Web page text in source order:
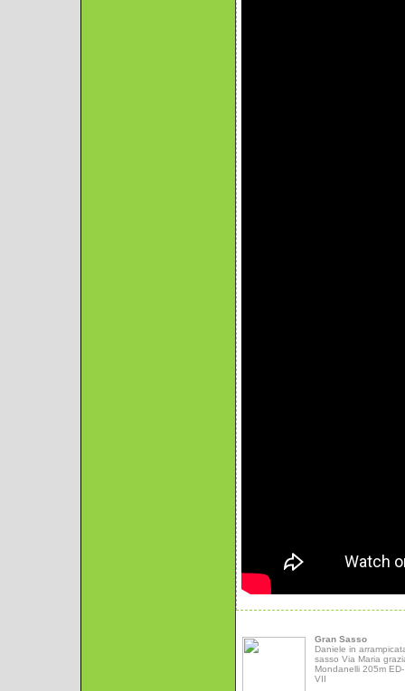
Gran Sasso
Daniele in
sasso Via Maria
Mondanelli 205m
VII